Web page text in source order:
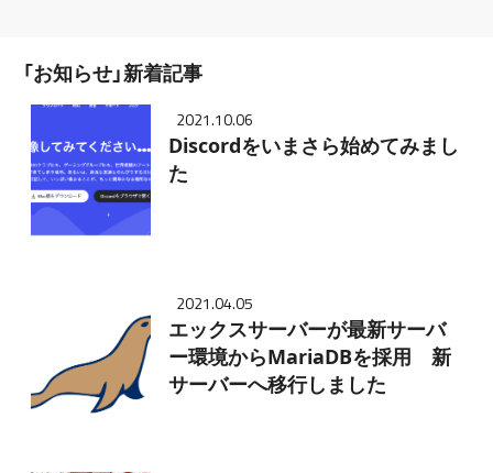
「お知らせ」新着記事
2021.10.06
Discordをいまさら始めてみまし
た
2021.04.05
エックスサーバーが最新サーバ
ー環境からMariaDBを採用 新
サーバーへ移行しました